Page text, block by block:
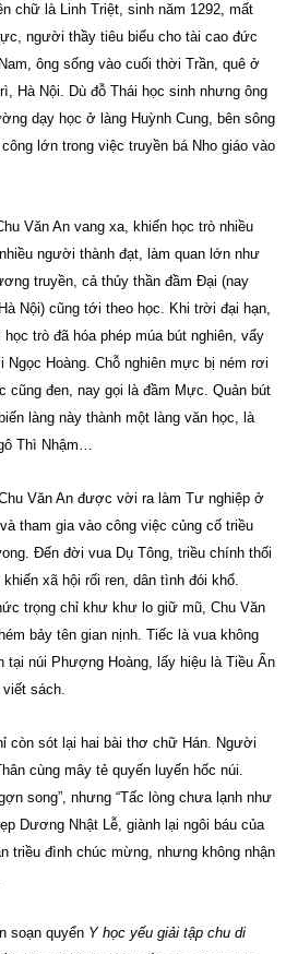
chữ là Linh Triệt, sinh năm 1292, mất
người thầy tiêu biểu cho tài cao đức
ông sống vào cuối thời Trần, quê ở
Hà Nội. Dù đỗ Thái học sinh nhưng ông
dạy học ở làng Huỳnh Cung, bên sông
lớn trong việc truyền bá Nho giáo vào
Văn An vang xa, khiến học trò nhiều
người thành đạt, làm quan lớn như
truyền, cả thủy thần đầm Đại (nay
Nội) cũng tới theo học. Khi trời đại hạn,
trò đã hóa phép múa bút nghiên, vẩy
Hoàng. Chỗ nghiên mực bị ném rơi
cũng đen, nay gọi là đầm Mực. Quản bút
làng này thành một làng văn học, là
Thì Nhậm…
Văn An được vời ra làm Tư nghiệp ở
tham gia vào công việc củng cố triều
Đến đời vua Dụ Tông, triều chính thối
xã hội rối ren, dân tình đói khổ.
trọng chỉ khư khư lo giữ mũ, Chu Văn
bảy tên gian nịnh. Tiếc là vua không
tại núi Phượng Hoàng, lấy hiệu là Tiều Ẩn
sách.
còn sót lại hai bài thơ chữ Hán. Người
cùng mây tẻ quyến luyến hốc núi.
song”, nhưng “Tấc lòng chưa lạnh như
Dương Nhật Lễ, giành lại ngôi báu của
triều đình chúc mừng, nhưng không nhận
soạn quyển Y học yếu giải tập chu di